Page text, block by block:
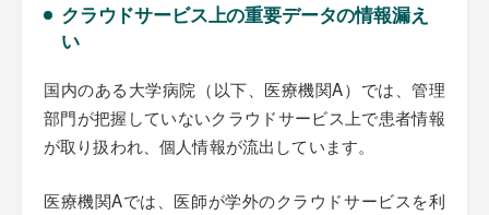
クラウドサービス上の重要データの情報漏え
い
国内のある大学病院（以下、医療機関A）では、管理
部門が把握していないクラウドサービス上で患者情報
が取り扱われ、個人情報が流出しています。
医療機関Aでは、医師が学外のクラウドサービスを利